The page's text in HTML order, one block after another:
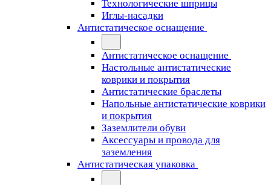
Технологические шприцы
Иглы-насадки
Антистатическое оснащение
Антистатическое оснащение
Настольные антистатические
коврики и покрытия
Антистатические браслеты
Напольные антистатические коврики
и покрытия
Заземлители обуви
Аксессуары и провода для
заземления
Антистатическая упаковка